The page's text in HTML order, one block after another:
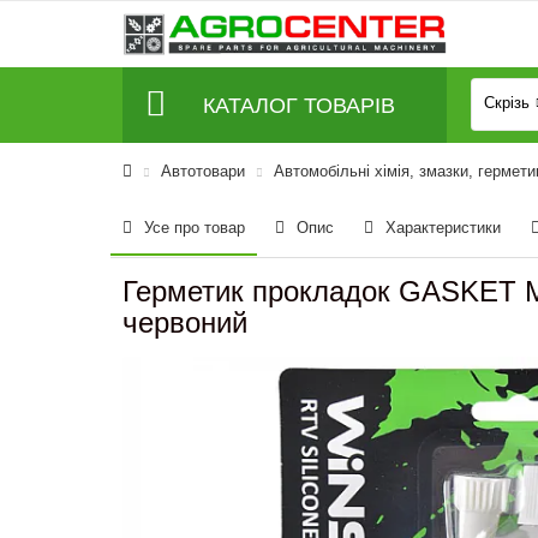
КАТАЛОГ ТОВАРІВ Скрізь
Автотовари Автомобільні хімія, змазки,
Усе про товар Опис Характеристики
Герметик прокладок GASKET
червоний